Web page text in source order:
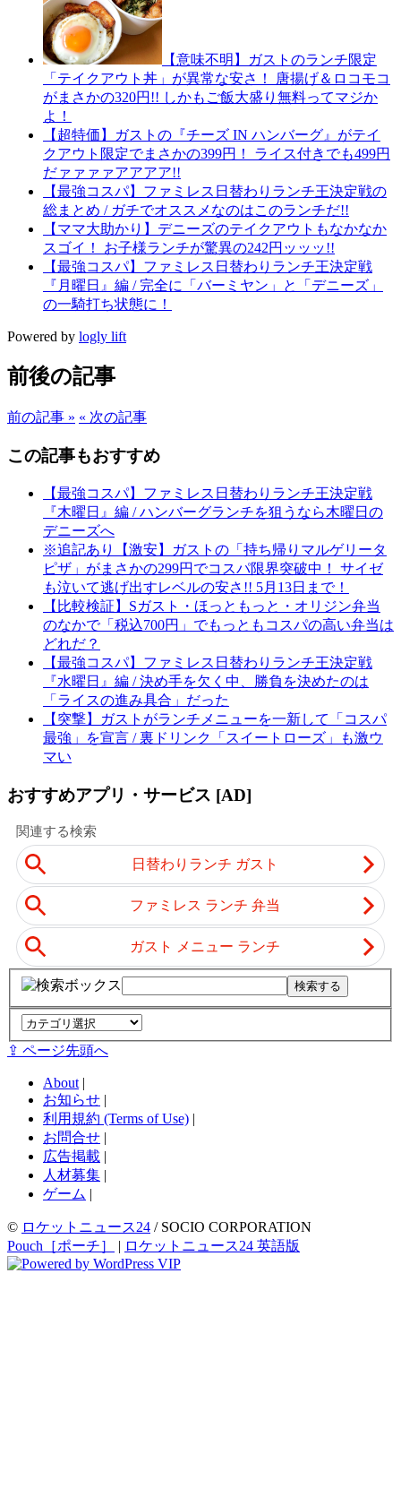
【意味不明】ガストのランチ限定
「テイクアウト丼」が異常な安さ！ 唐揚げ＆ロコモコ
がまさかの320円!! しかもご飯大盛り無料ってマジか
よ！
【超特価】ガストの『チーズ IN ハンバーグ』がテイ
クアウト限定でまさかの399円！ ライス付きでも499円
だァァァァアアアア!!
【最強コスパ】ファミレス日替わりランチ王決定戦の
総まとめ / ガチでオススメなのはこのランチだ!!
【ママ大助かり】デニーズのテイクアウトもなかなか
スゴイ！ お子様ランチが驚異の242円ッッッ!!
【最強コスパ】ファミレス日替わりランチ王決定戦
『月曜日』編 / 完全に「バーミヤン」と「デニーズ」
の一騎打ち状態に！
Powered by logly lift
前後の記事
前の記事 » « 次の記事
この記事もおすすめ
【最強コスパ】ファミレス日替わりランチ王決定戦
『木曜日』編 / ハンバーグランチを狙うなら木曜日の
デニーズへ
※追記あり【激安】ガストの「持ち帰りマルゲリータ
ピザ」がまさかの299円でコスパ限界突破中！ サイゼ
も泣いて逃げ出すレベルの安さ!! 5月13日まで！
【比較検証】Sガスト・ほっともっと・オリジン弁当
のなかで「税込700円」でもっともコスパの高い弁当は
どれだ？
【最強コスパ】ファミレス日替わりランチ王決定戦
『水曜日』編 / 決め手を欠く中、勝負を決めたのは
「ライスの進み具合」だった
【突撃】ガストがランチメニューを一新して「コスパ
最強」を宣言 / 裏ドリンク「スイートローズ」も激ウ
マい
おすすめアプリ・サービス [AD]
⇪ ページ先頭へ
About|
お知らせ |
利用規約 (Terms of Use) |
お問合せ |
広告掲載 |
人材募集 |
ゲーム |
© ロケットニュース24 / SOCIO CORPORATION
Pouch［ポーチ］
| ロケットニュース24 英語版